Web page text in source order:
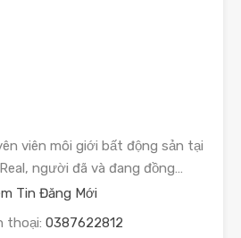
viên môi giới bất động sản tại
người đã và đang đồng…
Tin Đăng Mới
thoại: 0387622812